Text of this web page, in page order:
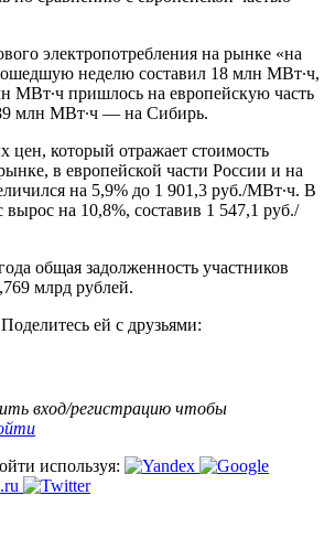
электропотребления на рынке «на
неделю составил 18 млн МВт∙ч,
МВт∙ч пришлось на европейскую часть
млн МВт∙ч — на Сибирь.
цен, который отражает стоимость
в европейской части России и на
на 5,9% до 1 901,3 руб./МВт∙ч. В
на 10,8%, составив 1 547,1 руб./
общая задолженность участников
млрд рублей.
ей с друзьями:
вход/регистрацию чтобы
используя: